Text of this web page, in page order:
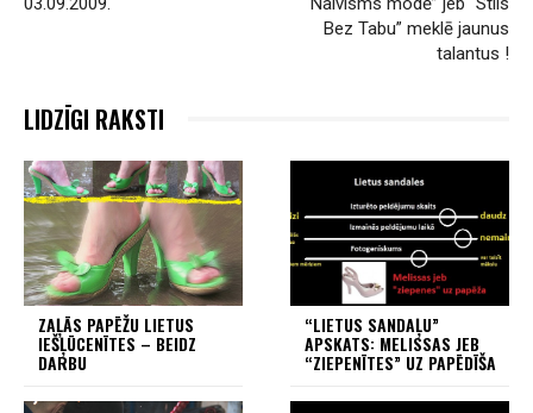
Bez Tabu” meklē jaunus
talantus !
LIDZĪGI RAKSTI
ZAĻĀS PAPĒŽU LIETUS
IEŠĻŪCENĪTES – BEIDZ
DARBU
“LIETUS SANDAĻU”
APSKATS: MELISSAS JEB
“ZIEPENĪTES” UZ PAPĒDĪŠA